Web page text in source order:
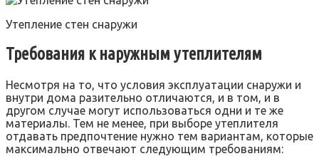
Утепление стен снаружи
Требования к наружным утеплителям
Несмотря на то, что условия эксплуатации снаружи и
внутри дома разительно отличаются, и в том, и в
другом случае могут использоваться одни и те же
материалы. Тем не менее, при выборе утеплителя
отдавать предпочтение нужно тем вариантам, которые
максимально отвечают следующим требованиям: